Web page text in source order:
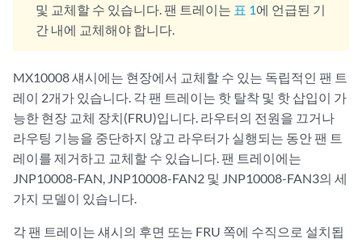
및 교체할 수 있습니다. 팬 트레이는 표 1에 언급된 기
간 내에 교체해야 합니다.
MX10008 섀시에는 현장에서 교체할 수 있는 독립적인 팬 트
레이 2개가 있습니다. 각 팬 트레이는 핫 탈착 및 핫 삽입이 가
능한 현장 교체 장치(FRU)입니다. 라우터의 전원을 끄거나
라우팅 기능을 중단하지 않고 라우터가 실행되는 동안 팬 트
레이를 제거하고 교체할 수 있습니다. 팬 트레이에는
JNP10008-FAN, JNP10008-FAN2 및 JNP10008-FAN3의 세
가지 모델이 있습니다.
각 팬 트레이는 섀시의 후면 또는 FRU 쪽에 수직으로 설치됩